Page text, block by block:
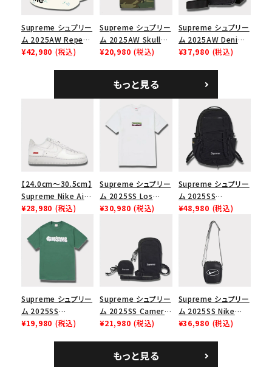
Supreme シュプリー
ム 2025AW Repeat
Leather Belt リピー
¥42,980 (税込)
Supreme シュプリー
ム 2025AW Skull
Tee スカル Tシャ
¥20,980 (税込)
Supreme シュプリー
ム 2025AW Denim
Shoulder Bag デニ
¥37,980 (税込)
もっと見る
【24.0cm～30.5cm】
Supreme Nike Air
Force 1 Low シュプ
リーム ナイキエアフォ
ース１スニーカー シ
ューズ ホワイト
¥28,980 (税込)
Supreme シュプリー
ム 2025SS Los
Angeles Fire Relief
スロゴTシャツ ホワ
¥30,980 (税込)
Supreme シュプリー
ム 2025SS
Backpack バックパッ
ク ブラック 黒
¥48,980 (税込)
Supreme シュプリー
ム 2025SS
Homerun Tee ホー
¥19,980 (税込)
Supreme シュプリー
ム 2025SS Camera
Bag + Mini Pouch
¥21,980 (税込)
Supreme シュプリー
ム 2025SS Nike
Leather Shoulder
¥36,980 (税込)
もっと見る